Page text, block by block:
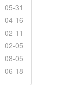
05-31
04-16
02-11
02-05
08-05
06-18